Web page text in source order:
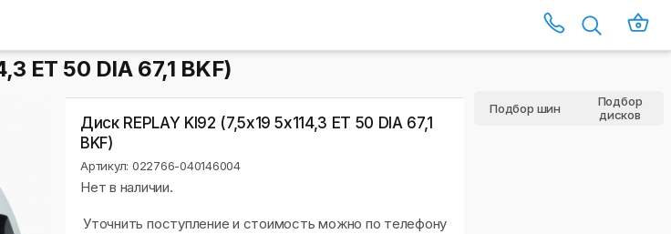
ET 50 DIA 67,1 BKF)
Диск REPLAY KI92 (7,5х19 5x114,3 ET 50 DIA 67,1
BKF)
Артикул: 022766-040146004
Нет в наличии.
Уточнить поступление и стоимость можно по телефону
Подбор шин
Подбор
дисков